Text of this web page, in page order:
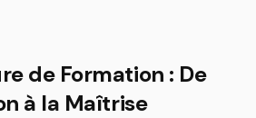
de Formation : De
à la Maîtrise